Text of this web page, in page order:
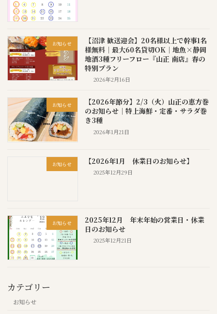
お知らせ
【沼津 歓送迎会】20名様以上で幹事1名
様無料｜最大60名貸切OK｜地魚×静岡
地酒3種フリーフロー『山正 南店』春の
特別プラン
2026年2月16日
お知らせ
【2026年節分】2/3（火）山正の恵方巻
のお知らせ｜特上海鮮・定番・サラダ巻
き3種
2026年1月21日
お知らせ 【2026年1月 休業日のお知らせ】
2025年12月29日
お知らせ
2025年12月 年末年始の営業日・休業
日のお知らせ
2025年12月21日
カテゴリー
お知らせ